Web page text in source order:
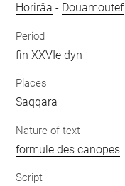
Horirâa - Douamoutef
Period
fin XXVIe dyn
Places
Saqqara
Nature of text
formule des canopes
Script